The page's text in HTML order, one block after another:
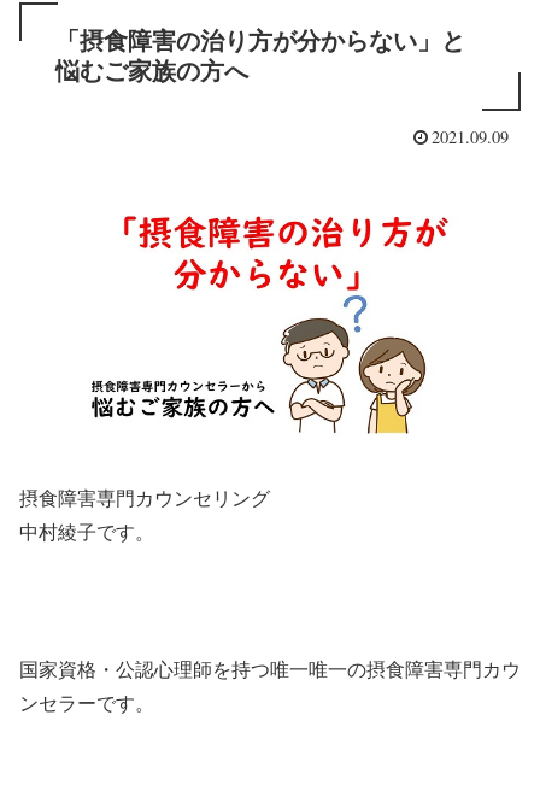
「摂食障害の治り方が分からない」と
悩むご家族の方へ
2021.09.09
摂食障害専門カウンセリング
中村綾子です。
国家資格・公認心理師を持つ唯一唯一の摂食障害専門カウ
ンセラーです。